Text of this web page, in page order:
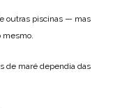
outras piscinas — mas
mesmo.
de maré dependia das